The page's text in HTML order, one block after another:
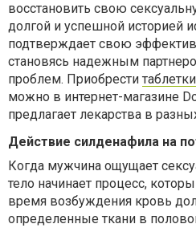
восстановить свою
долгой и успешной историей
подтверждает свою
становясь надежным
проблем. Приобрести
можно в интернет-магазине
предлагает лекарства в
Действие силденафила на
Когда мужчина ощущает
тело начинает процесс,
время возбуждения кровь
определенные ткани в